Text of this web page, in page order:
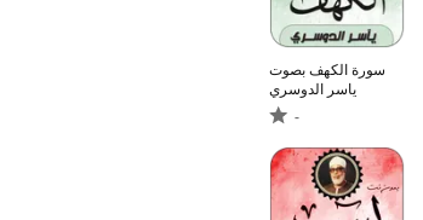
سورة الكهف بصوت
ياسر الدوسري
-